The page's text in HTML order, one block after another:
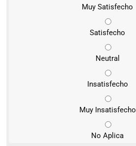
Muy Satisfecho
Satisfecho
Neutral
Insatisfecho
Muy Insatisfecho
No Aplica